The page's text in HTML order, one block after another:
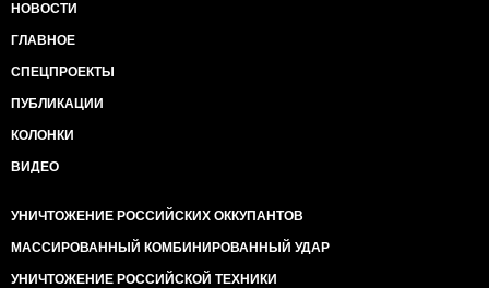
НОВОСТИ
ГЛАВНОЕ
СПЕЦПРОЕКТЫ
ПУБЛИКАЦИИ
КОЛОНКИ
ВИДЕО
УНИЧТОЖЕНИЕ РОССИЙСКИХ ОККУПАНТОВ
МАССИРОВАННЫЙ КОМБИНИРОВАННЫЙ УДАР
УНИЧТОЖЕНИЕ РОССИЙСКОЙ ТЕХНИКИ